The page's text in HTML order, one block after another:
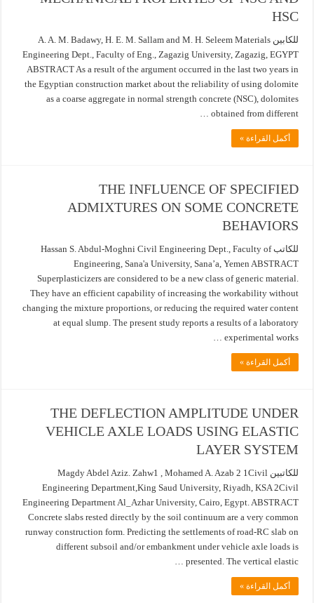
HSC
للكابين A. A. M. Badawy, H. E. M. Sallam and M. H. Seleem Materials
Engineering Dept., Faculty of Eng., Zagazig University, Zagazig, EGYPT
ABSTRACT As a result of the argument occurred in the last two years in
the Egyptian construction market about the reliability of using dolomite
as a coarse aggregate in normal strength concrete (NSC), dolomites
obtained from different …
أكمل القراءة »
THE INFLUENCE OF SPECIFIED
ADMIXTURES ON SOME CONCRETE
BEHAVIORS
للكاتب Hassan S. Abdul-Moghni Civil Engineering Dept., Faculty of
Engineering, Sana'a University, Sana’a, Yemen ABSTRACT
Superplasticizers are considered to be a new class of generic material.
They have an efficient capability of increasing the workability without
changing the mixture proportions, or reducing the required water content
at equal slump. The present study reports a results of a laboratory
experimental works …
أكمل القراءة »
THE DEFLECTION AMPLITUDE UNDER
VEHICLE AXLE LOADS USING ELASTIC
LAYER SYSTEM
للكاتبين Magdy Abdel Aziz. Zahw1 , Mohamed A. Azab 2 1Civil
Engineering Department,King Saud University, Riyadh, KSA 2Civil
Engineering Department Al_Azhar University, Cairo, Egypt. ABSTRACT
Concrete slabs rested directly by the soil continuum are a very common
runway construction form. Predicting the settlements of road-RC slab on
different subsoil and/or embankment under vehicle axle loads is
presented. The vertical elastic …
أكمل القراءة »